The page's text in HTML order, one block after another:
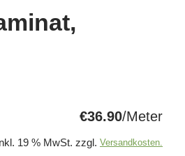
€36.90/Meter
19 % MwSt. zzgl. Versandkosten.